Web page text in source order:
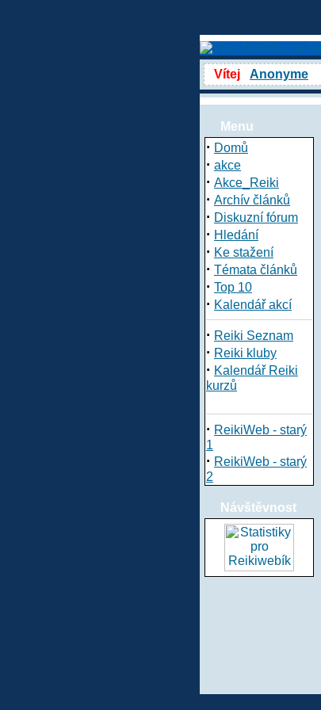
Vítej Anonyme
Menu
· Domů
· akce
· Akce_Reiki
· Archív článků
· Diskuzní fórum
· Hledání
· Ke stažení
· Témata článků
· Top 10
· Kalendář akcí
· Reiki Seznam
· Reiki kluby
· Kalendář Reiki
kurzů
· ReikiWeb - starý
1
· ReikiWeb - starý
2
Návštěvnost